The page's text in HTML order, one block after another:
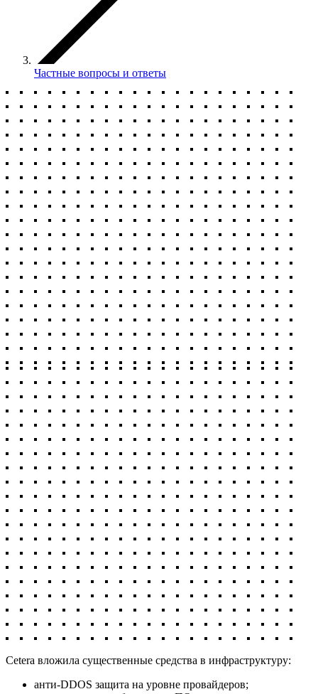
Частные вопросы и ответы
Cetera вложила существенные средства в инфраструктуру:
анти-DDOS защита на уровне провайдеров;